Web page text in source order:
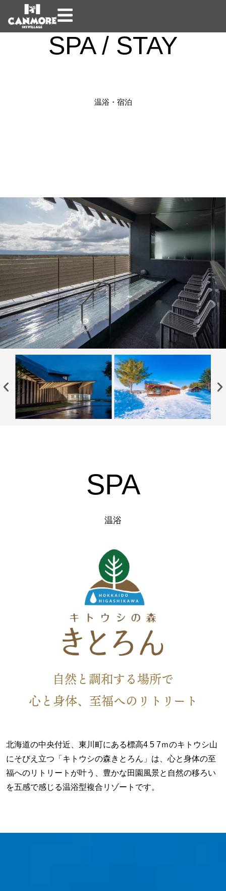
SPA / STAY
温浴・宿泊
SPA
温浴
自然と調和する場所で
心と身体、至福へのリトリート
北海道の中央付近、東川町にある標高4 5 7ｍのキトウシ山
にそびえ立つ「キトウシの森きとろん」は、心と身体の至
福へのリトリートが叶う、豊かな田園風景と自然の移ろい
を五感で感じる温浴型複合リゾートです。